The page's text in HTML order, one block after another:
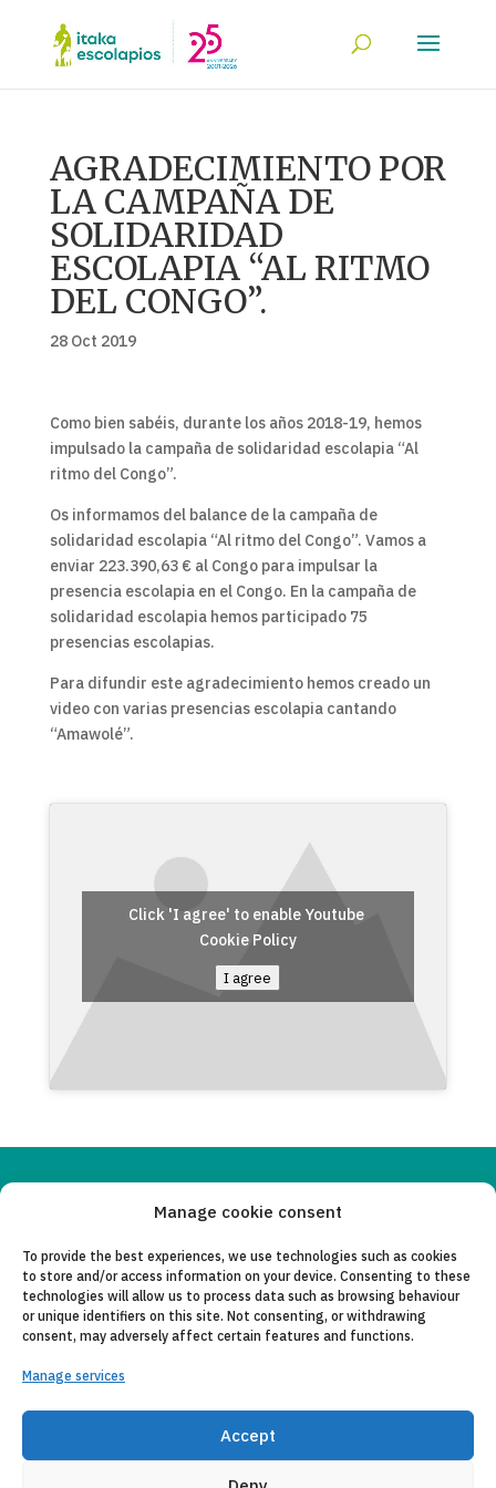
Manage cookie consent
To provide the best experiences, we use technologies such as cookies
to store and/or access information on your device. Consenting to these
technologies will allow us to process data such as browsing behaviour
or unique identifiers on this site. Not consenting, or withdrawing
consent, may adversely affect certain features and functions.
Manage services
Accept
AGRADECIMIENTO POR
LA CAMPAÑA DE
SOLIDARIDAD
ESCOLAPIA “AL RITMO
DEL CONGO”.
28 Oct 2019
Como bien sabéis, durante los años 2018-19, hemos
impulsado la campaña de solidaridad escolapia “Al
ritmo del Congo”.
Os informamos del balance de la campaña de
solidaridad escolapia “Al ritmo del Congo”. Vamos a
enviar 223.390,63 € al Congo para impulsar la
presencia escolapia en el Congo. En la campaña de
solidaridad escolapia hemos participado 75
presencias escolapias.
Para difundir este agradecimiento hemos creado un
video con varias presencias escolapia cantando
“Amawolé”.
Click 'I agree' to enable Youtube
Cookie Policy
I agree
LEGAL NOTICE
PRIVACY POLICY
COLLABORATING ENTITIES
E-MAIL